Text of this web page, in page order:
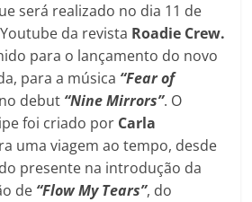
será realizado no dia 11 de
da revista Roadie Crew.
para o lançamento do novo
para a música “Fear of
debut “Nine Mirrors”. O
foi criado por Carla
uma viagem ao tempo, desde
presente na introdução da
de “Flow My Tears”, do